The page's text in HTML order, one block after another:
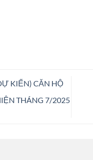
KIẾN) CĂN HỘ
THÁNG 7/2025